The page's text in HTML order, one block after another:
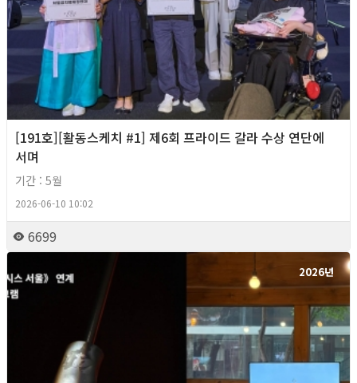
[191호][활동스케치 #1] 제6회 프라이드 갈라 수상 연단에
서며
기간 : 5월
2026-06-10 10:02
6699
2026년